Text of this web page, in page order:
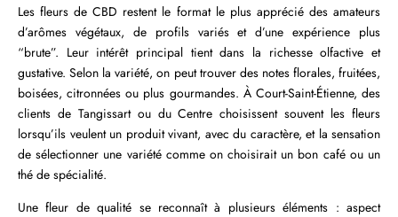
Les fleurs de CBD restent le format le plus apprécié des amateurs
d’arômes végétaux, de profils variés et d’une expérience plus
“brute”. Leur intérêt principal tient dans la richesse olfactive et
gustative. Selon la variété, on peut trouver des notes florales, fruitées,
boisées, citronnées ou plus gourmandes. À Court-Saint-Étienne, des
clients de Tangissart ou du Centre choisissent souvent les fleurs
lorsqu’ils veulent un produit vivant, avec du caractère, et la sensation
de sélectionner une variété comme on choisirait un bon café ou un
thé de spécialité.
Une fleur de qualité se reconnaît à plusieurs éléments : aspect